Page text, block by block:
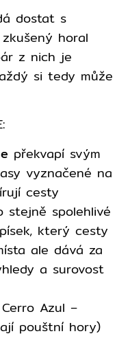
dostat s
horal
z nich je
si tedy může
překvapí svým
vyznačené na
cesty
stejně spolehlivé
který cesty
ale dává za
a surovost
Azul –
pouštní hory)